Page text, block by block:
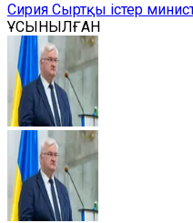
Сирия Сыртқы істер
ҰСЫНЫЛҒАН